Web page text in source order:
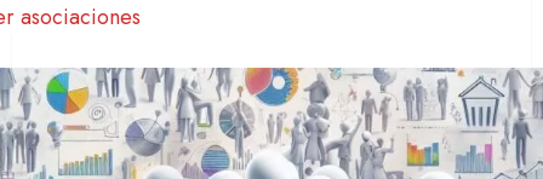
asociaciones